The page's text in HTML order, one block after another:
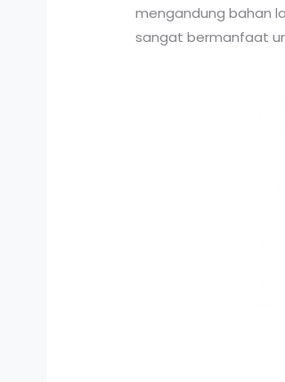
mengandung bahan
sangat bermanfaat